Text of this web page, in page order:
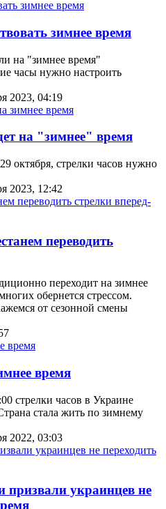
зимнее время
на "зимнее время"
часы нужно настроить
2023, 04:19
на "зимнее" время
октября, стрелки часов нужно
2023, 12:42
переводить
переходит на зимнее
обернется стрессом.
от сезонной смены
время
стрелки часов в Украине
стала жить по зимнему
2022, 03:03
призвали украинцев не